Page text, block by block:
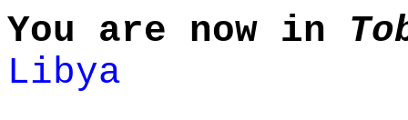
You are now in
Libya